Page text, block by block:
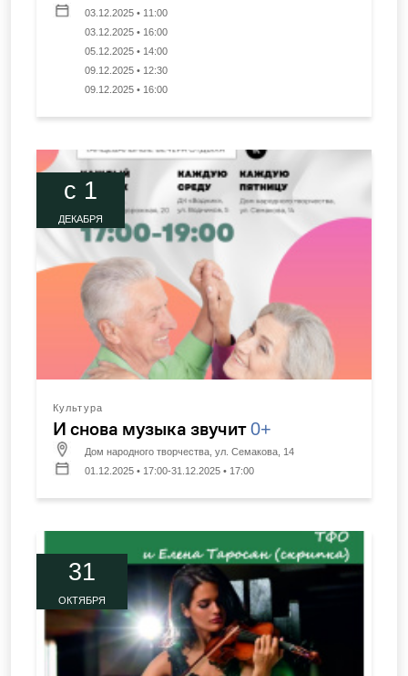
03.12.2025 • 11:00
03.12.2025 • 16:00
05.12.2025 • 14:00
09.12.2025 • 12:30
09.12.2025 • 16:00
c 1
ДЕКАБРЯ
Культура
И снова музыка звучит0+
Дом народного творчества, ул. Семакова, 14
01.12.2025 • 17:00-31.12.2025 • 17:00
31
ОКТЯБРЯ